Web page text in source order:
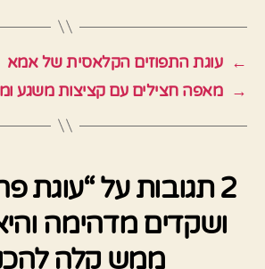
← עוגת התפוזים הקלאסית של אמא
→ מאפה חצילים עם קציצות משגע
2 תגובות על “עוגת
ושקדים מדהימה
ממש קלה